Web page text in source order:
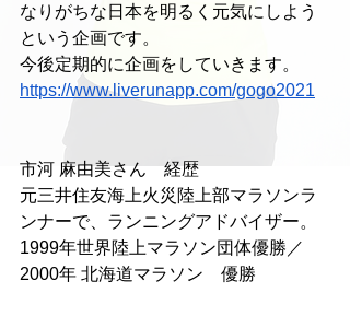
なりがちな日本を明るく元気にしよう
という企画です。
今後定期的に企画をしていきます。
https://www.liverunapp.com/gogo2021
市河 麻由美さん　経歴
元三井住友海上火災陸上部マラソンラ
ンナーで、ランニングアドバイザー。
1999年世界陸上マラソン団体優勝／
2000年 北海道マラソン　優勝